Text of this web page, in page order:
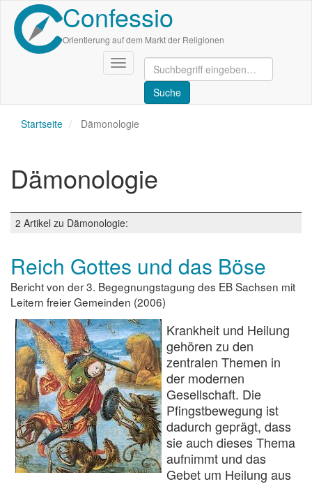
Direkt
zum
Inhalt
Confessio
Orientierung auf dem Markt der Religionen
Navigation
aktivieren/deaktivieren
Startseite Dämonologie
Dämonologie
2 Artikel zu Dämonologie:
Reich Gottes und das Böse
Bericht von der 3. Begegnungstagung des EB Sachsen mit
Leitern freier Gemeinden (2006)
Krankheit und Heilung
gehören zu den
zentralen Themen in
der modernen
Gesellschaft. Die
Pfingstbewegung ist
dadurch geprägt, dass
sie auch dieses Thema
aufnimmt und das
Gebet um Heilung aus